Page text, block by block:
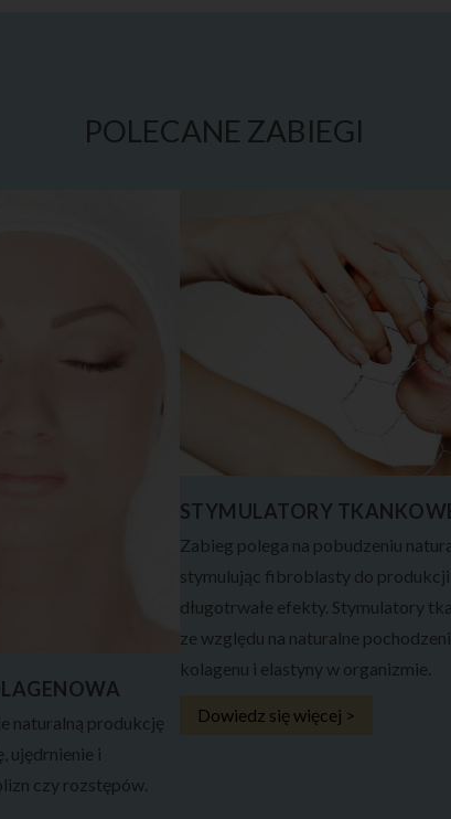
POLECANE ZABIEGI
naturalną produkcję
ujędrnienie i
czy rozstępów.
STYMULATORY
Zabieg polega na pobudzeniu
stymulując fibroblasty do produkcji
długotrwałe efekty. Stymulatory
ze względu na naturalne
kolagenu i elastyny w organizmie.
Dowiedz się więcej >